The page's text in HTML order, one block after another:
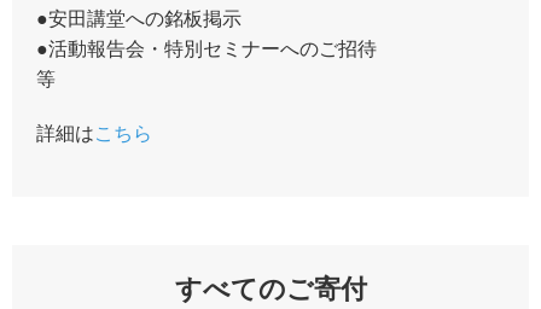
●安田講堂への銘板掲示
●活動報告会・特別セミナーへのご招待
等
詳細はこちら
すべてのご寄付